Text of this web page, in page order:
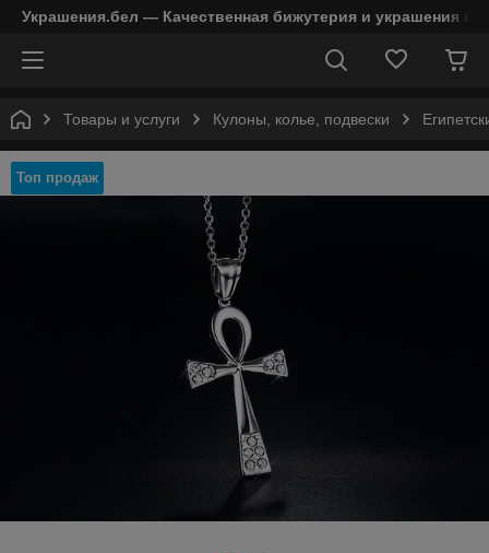
Украшения.бел — Качественная бижутерия и украшения в
Товары и услуги Кулоны, колье, подвески
Топ продаж